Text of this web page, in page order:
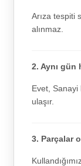
Arıza tespiti
alınmaz.
2. Aynı
Evet,
ulaşır.
3. Parçalar